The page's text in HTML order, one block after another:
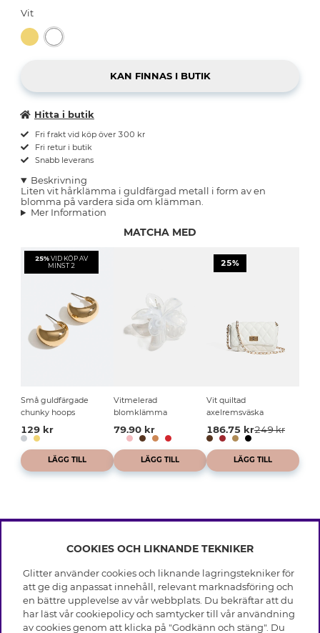
Vit
Hitta i butik
Fri frakt vid köp över 300 kr
Fri retur i butik
Snabb leverans
Beskrivning
Liten vit hårklämma i guldfärgad metall i form av en
blomma på vardera sida om klämman.
Mer Information
MATCHA MED
25% VID KÖP AV
MINST 2
Små guldfärgade
chunky hoops
129 kr
LÄGG TILL
Vitmelerad
blomklämma
79.90 kr
LÄGG TILL
25%
Vit quiltad
axelremsväska
186.75 kr249 kr
LÄGG TILL
INFO
Leverans
Villkor
Integritetspolicy
Cookies
OM GLITTER
Black Friday
COOKIES OCH LIKNANDE TEKNIKER
Glitter använder cookies och liknande lagringstekniker för
att ge dig anpassat innehåll, relevant marknadsföring och
en bättre upplevelse av vår webbplats. Du bekräftar att du
har läst vår cookiepolicy och samtycker till vår användning
av cookies genom att klicka på "Godkänn och stäng". Du